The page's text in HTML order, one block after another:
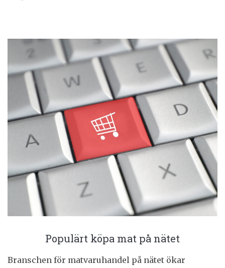
Populärt köpa mat på nätet
Branschen för matvaruhandel på nätet ökar